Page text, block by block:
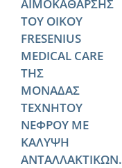
ΑΙΜΟΚΑΘΑΡΣΗΣ
ΤΟΥ ΟΙΚΟΥ
FRESENIUS
MEDICAL CARE
ΤΗΣ
ΜΟΝΑΔΑΣ
ΤΕΧΝΗΤΟΥ
ΝΕΦΡΟΥ ΜΕ
ΚΑΛΥΨΗ
ΑΝΤΑΛΛΑΚΤΙΚΩΝ.